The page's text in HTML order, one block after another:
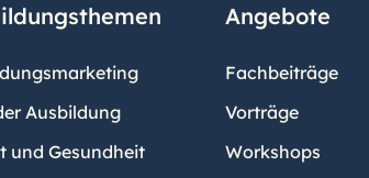
Ausbildung
und Gesundheit
Angebote
Fachbeiträge
Vorträge
Workshops